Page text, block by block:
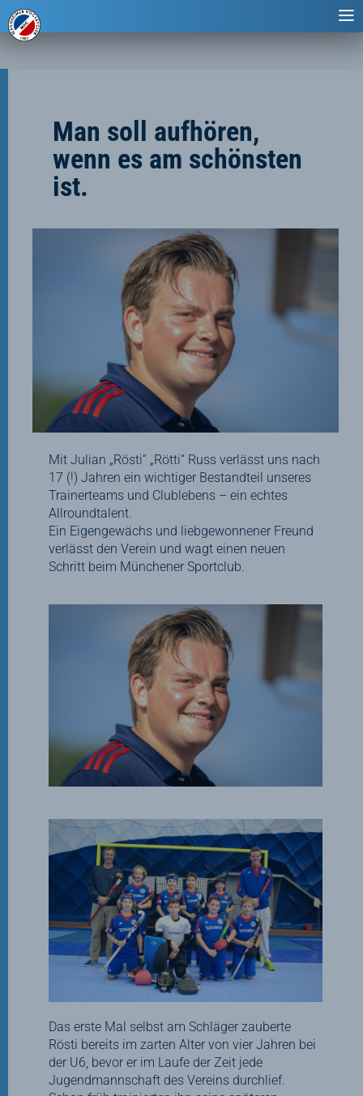
Man soll aufhören,
wenn es am schönsten
ist.
Mit Julian „Rösti“ „Rötti“ Russ verlässt uns nach
17 (!) Jahren ein wichtiger Bestandteil unseres
Trainerteams und Clublebens – ein echtes
Allroundtalent.
Ein Eigengewächs und liebgewonnener Freund
verlässt den Verein und wagt einen neuen
Schritt beim Münchener Sportclub.
Das erste Mal selbst am Schläger zauberte
Rösti bereits im zarten Alter von vier Jahren bei
der U6, bevor er im Laufe der Zeit jede
Jugendmannschaft des Vereins durchlief.